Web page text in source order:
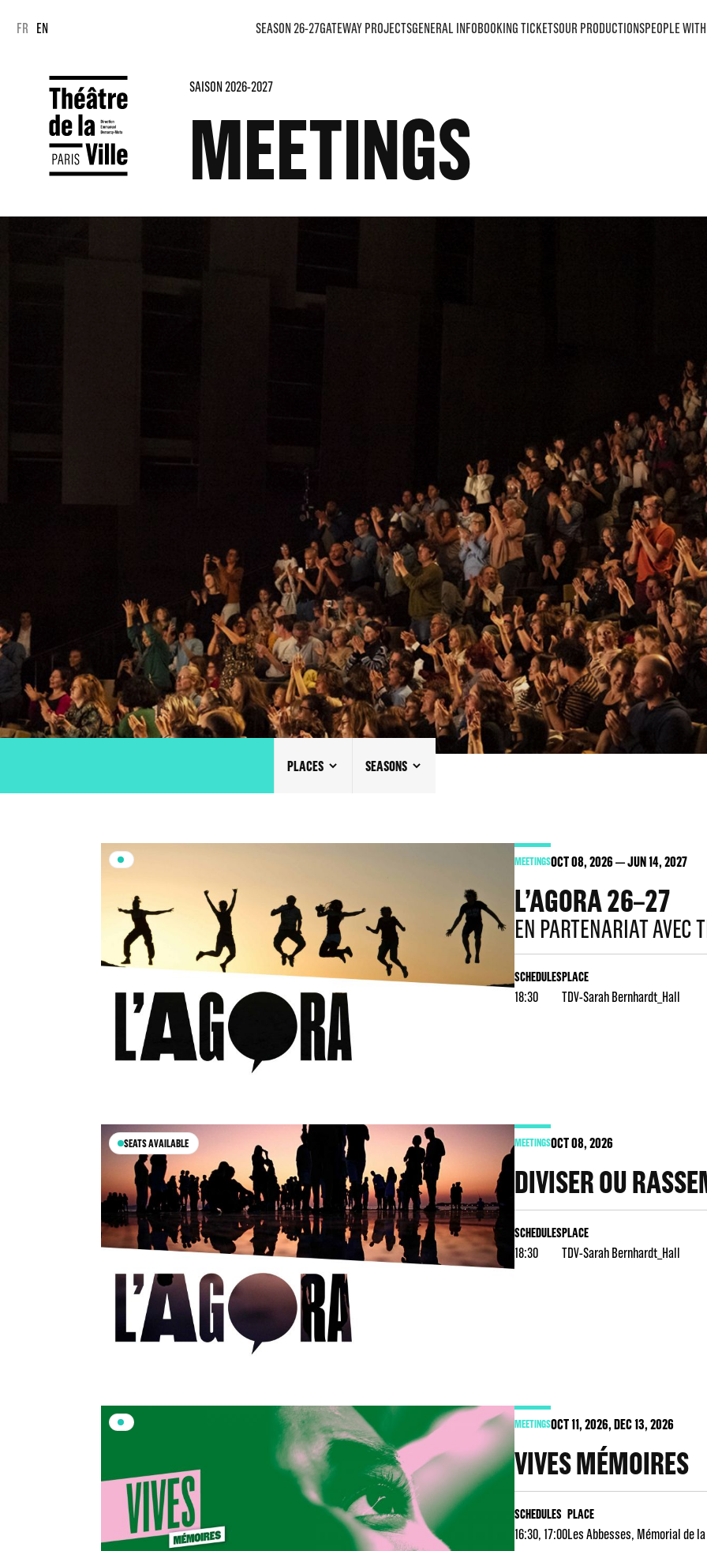
FR EN SEASON 26-27GATEWAY PROJECTSGENERAL INFOBOOKING TICKETSOUR PRODUCTIONSPEOPLE
SAISON 2026-2027
MEETINGS
PLACES SEASONS
MEETINGSOCT08, 2026 JUN14, 2027
L’AGORA 26–27
EN PARTENARIAT AVEC
SCHEDULES
18:30
PLACE
TDV-Sarah Bernhardt_Hall
SEATS AVAILABLE MEETINGSOCT08, 2026
DIVISER OU
SCHEDULES
18:30
PLACE
TDV-Sarah Bernhardt_Hall
MEETINGSOCT11, 2026, DEC13, 2026
VIVES MÉMOIRES
SCHEDULES
16:30, 17:00
PLACE
Les Abbesses Mémorial de